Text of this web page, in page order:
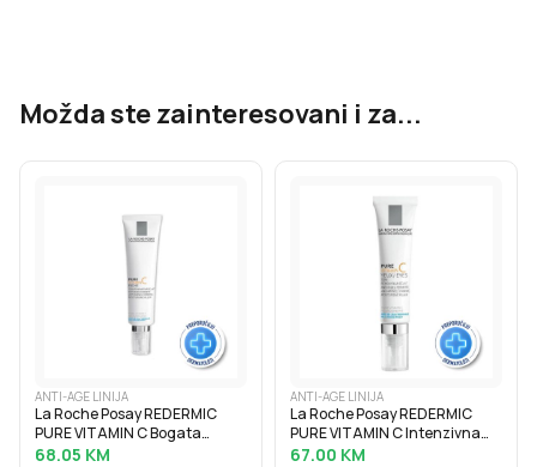
Možda ste zainteresovani i za...
ANTI-AGE LINIJA
La Roche Posay REDERMIC
PURE VITAMIN C Bogata
krema za korekciju bora i
68.05 KM
ANTI-AGE LINIJA
La Roche Posay REDERMIC
PURE VITAMIN C Intenzivna
krema protiv bora za osjetljivu
67.00 KM